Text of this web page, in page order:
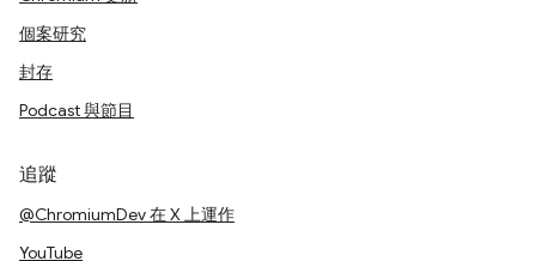
個案研究
封存
Podcast 與節目
追蹤
@ChromiumDev 在 X 上運作
YouTube